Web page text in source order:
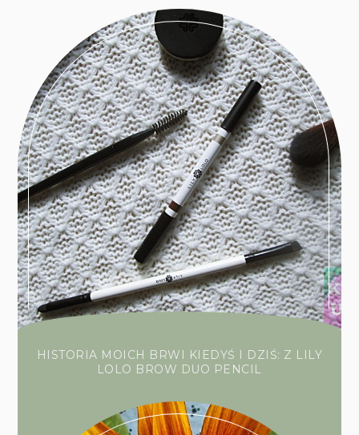
HISTORIA MOICH BRWI KIEDYŚ I DZIŚ: Z LILY
LOLO BROW DUO PENCIL